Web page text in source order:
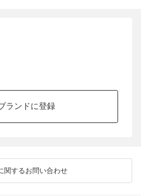
ランドに登録
関するお問い合わせ